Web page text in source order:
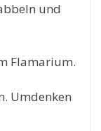
und
Flamarium.
Umdenken